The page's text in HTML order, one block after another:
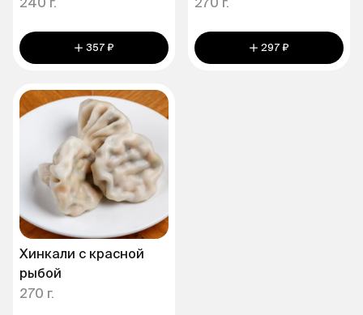
240 г.
357 ₽
270 г.
297 ₽
Хинкали с красной
рыбой
270 г.